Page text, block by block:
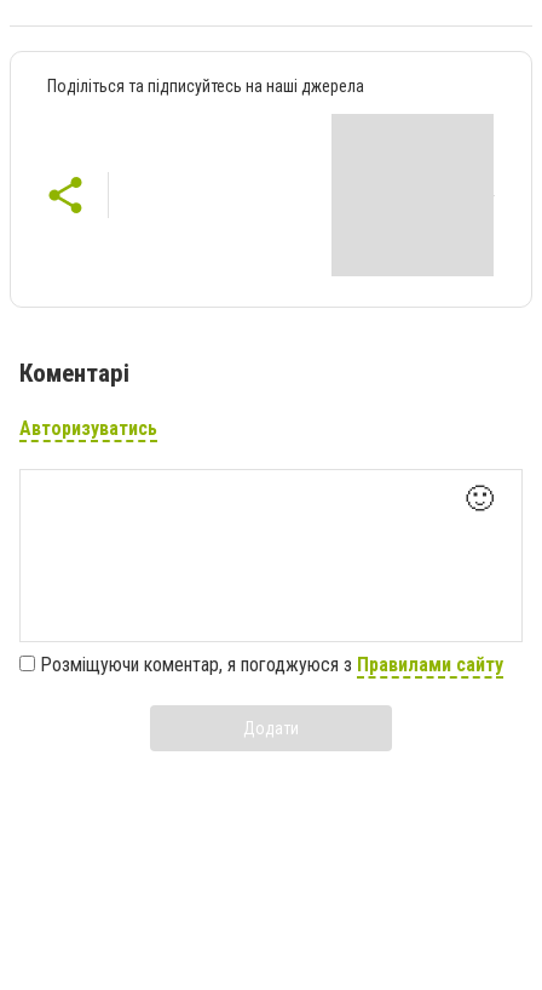
Поділіться та підписуйтесь на наші джерела
Коментарі
Авторизуватись
🙂
Розміщуючи коментар, я погоджуюся з Правилами сайту
Додати